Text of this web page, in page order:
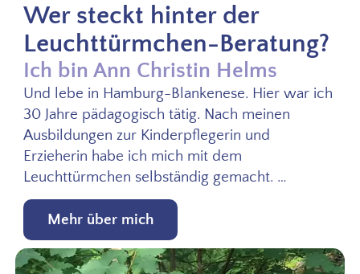
Wer steckt hinter der
Leuchttürmchen-Beratung?
Ich bin Ann Christin Helms
Und lebe in Hamburg-Blankenese. Hier war ich
30 Jahre pädagogisch tätig. Nach meinen
Ausbildungen zur Kinderpflegerin und
Erzieherin habe ich mich mit dem
Leuchttürmchen selbständig gemacht. …
Mehr über mich